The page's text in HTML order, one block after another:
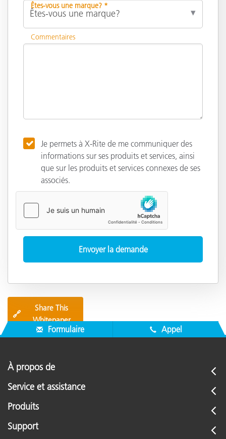
Êtes-vous une marque? *
Commentaires
Je permets à X-Rite de me communiquer des
informations sur ses produits et services, ainsi
que sur les produits et services connexes de ses
associés.
🔗
Share This
Whitepaper
Formulaire Appel
À propos de
Service et assistance
Produits
Support